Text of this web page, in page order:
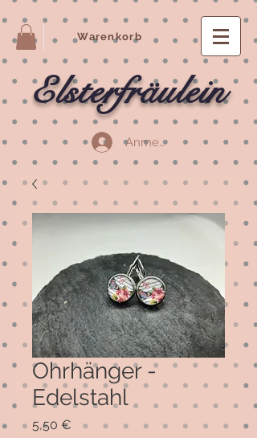
Warenkorb
Elsterfräulein
Anmelden
Ohrhänger -
Edelstahl
5,50 € Preis